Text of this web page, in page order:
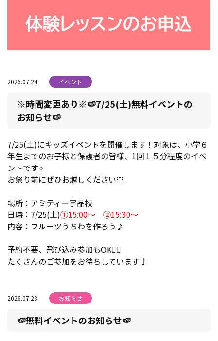
2026.07.24 イベント
※時間変更あり※🍉7/25(土)無料イベントの
お知らせ🍉
7/25(土)にキッズイベントを開催します！対象は、小学６
年生までのお子様と保護者の皆様、1回１５分程度のイベ
ントです⭐
お祭り前にぜひお越しください💛
場所：アミティー宇品校
日時：7/25(土)①15:00～ ②15:30～
内容：フルーツうちわを作ろう♪
予約不要、飛び込み参加もOK🙆‍♀️
たくさんのご参加をお待ちしています♪
2026.07.23 お知らせ
🍉無料イベントのお知らせ🍉